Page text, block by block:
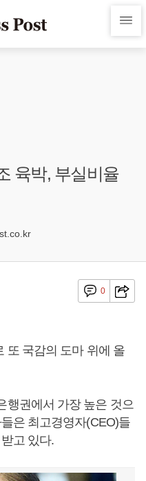
육박, 부실비율
0
또 국감의 도마 위에 올
행권에서 가장 높은 것으
은 최고경영자(CEO)들
고 있다.